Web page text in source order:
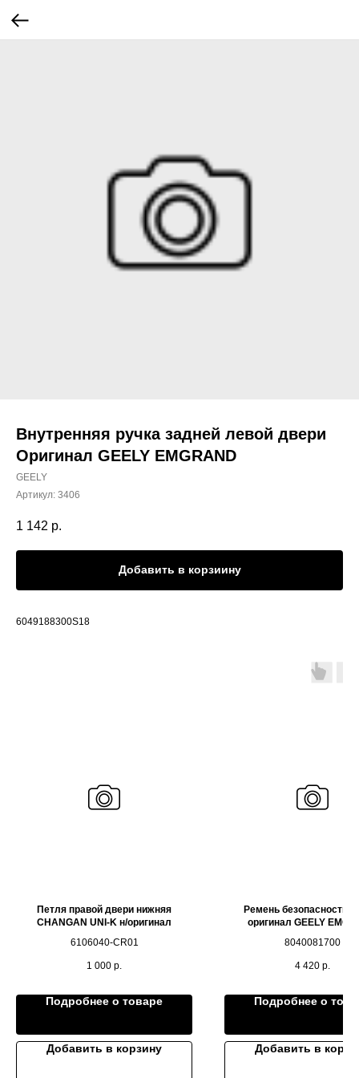
Внутренняя ручка задней левой двери
Оригинал GEELY EMGRAND
GEELY
Артикул: 3406
1 142 р.
Добавить в корзиину
6049188300S18
Петля правой двери нижняя
CHANGAN UNI-K н/оригинал
6106040-CR01
1 000 р.
Подробнее о товаре
Добавить в корзину
Ремень безопасности
оригинал GEELY
8040081700
4 420 р.
Подробнее о
Добавить в